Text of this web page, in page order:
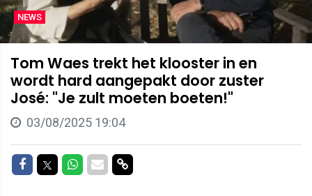
NEWS
Tom Waes trekt het klooster in en
wordt hard aangepakt door zuster
José: "Je zult moeten boeten!"
03/08/2025 19:04
Delen op Facebook
Delen op Twitter
Delen op Whatsapp
Delen via Mail
Delen via link